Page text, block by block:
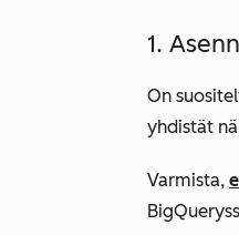
1.
On
yhdistät
Varmista,